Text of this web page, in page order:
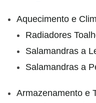
Aquecimento e
Radiadores
Salamandras a
Salamandras a
Armazenamento e